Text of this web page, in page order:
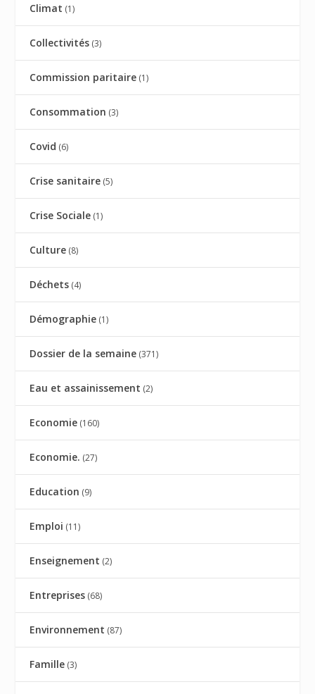
Climat (1)
Collectivités (3)
Commission paritaire (1)
Consommation (3)
Covid (6)
Crise sanitaire (5)
Crise Sociale (1)
Culture (8)
Déchets (4)
Démographie (1)
Dossier de la semaine (371)
Eau et assainissement (2)
Economie (160)
Economie. (27)
Education (9)
Emploi (11)
Enseignement (2)
Entreprises (68)
Environnement (87)
Famille (3)